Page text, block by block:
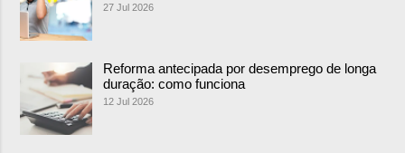
27 Jul 2026
Reforma antecipada por desemprego de longa
duração: como funciona
12 Jul 2026